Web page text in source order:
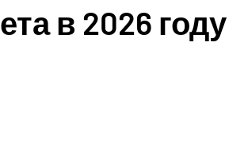
в 2026 году